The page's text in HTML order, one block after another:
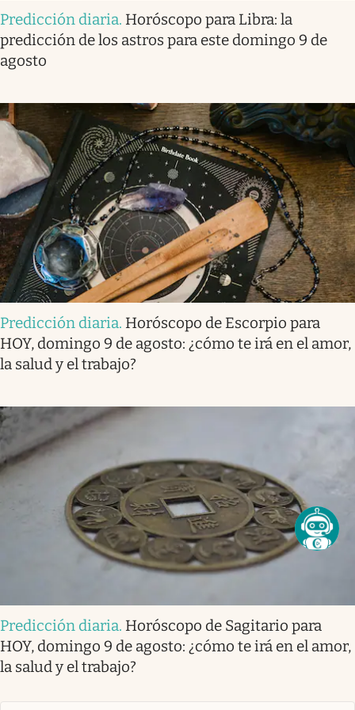
Predicción diaria. Horóscopo para Libra: la
predicción de los astros para este domingo 9 de
agosto
Predicción diaria. Horóscopo de Escorpio para
HOY, domingo 9 de agosto: ¿cómo te irá en el amor,
la salud y el trabajo?
Predicción diaria. Horóscopo de Sagitario para
HOY, domingo 9 de agosto: ¿cómo te irá en el amor,
la salud y el trabajo?